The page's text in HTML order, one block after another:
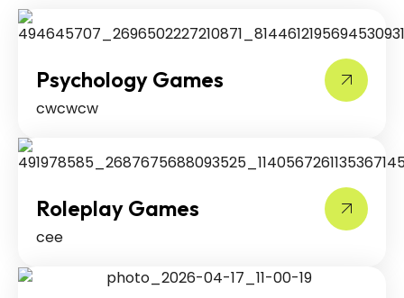
Psychology Games
cwcwcw
Roleplay Games
cee